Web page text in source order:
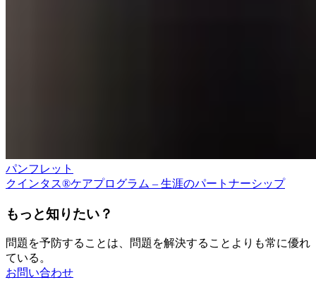
パンフレット
クインタス®ケアプログラム – 生涯のパートナーシップ
もっと知りたい？
問題を予防することは、問題を解決することよりも常に優れ
ている。
お問い合わせ